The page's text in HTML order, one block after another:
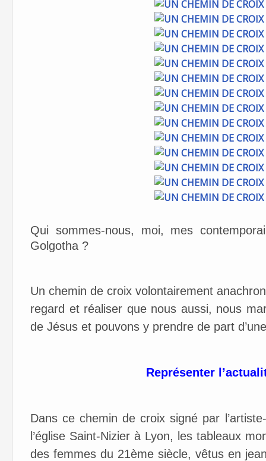
Qui sommes-nous, moi, mes
Golgotha ?
Un chemin de croix volontairement
regard et réaliser que nous aussi, nous
de Jésus et pouvons y prendre de part
Représenter
Dans ce chemin de croix signé par
l’église Saint-Nizier à Lyon, les tableaux
des femmes du 21ème siècle, vêtus en